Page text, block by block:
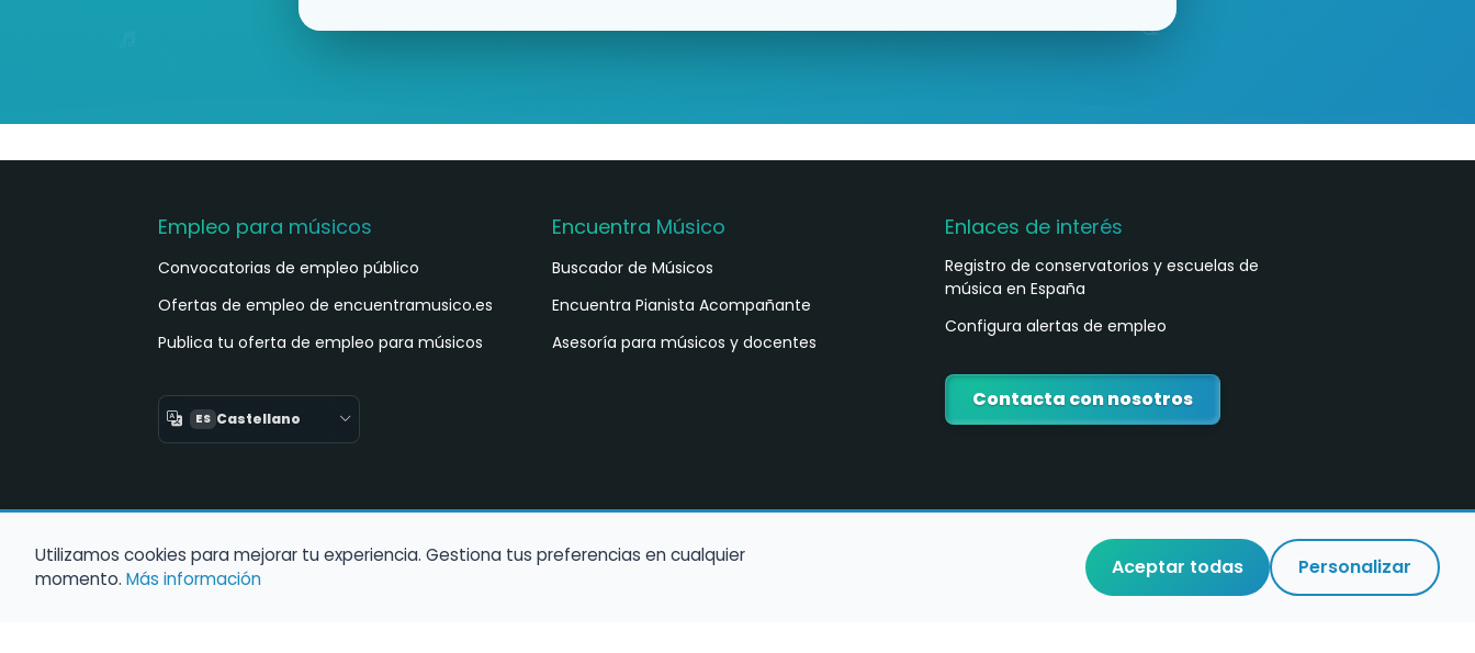
Empleo para músicos
Convocatorias de empleo público
Ofertas de empleo de encuentramusico.es
Publica tu oferta de empleo para músicos
ES Castellano
Encuentra Músico
Buscador de Músicos
Encuentra Pianista Acompañante
Asesoría para músicos y docentes
Enlaces de interés
Registro de conservatorios y escuelas de
música en España
Configura alertas de empleo
Contacta con nosotros
Utilizamos cookies para mejorar tu experiencia. Gestiona tus preferencias en cualquier
momento. Más información Aceptar todas Personalizar